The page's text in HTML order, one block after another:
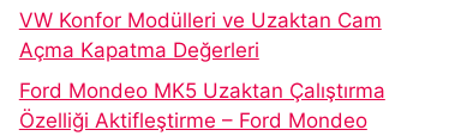
VW Konfor Modülleri ve Uzaktan Cam
Açma Kapatma Değerleri
Ford Mondeo MK5 Uzaktan Çalıştırma
Özelliği Aktifleştirme – Ford Mondeo